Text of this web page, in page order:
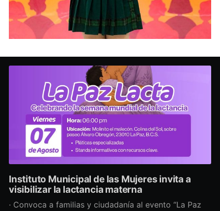
Instituto Municipal de las Mujeres invita a
visibilizar la lactancia materna
· Convoca a familias y ciudadanía al evento “La Paz